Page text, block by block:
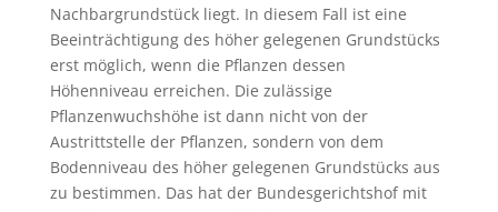
Nachbargrundstück liegt. In diesem Fall ist eine
Beeinträchtigung des höher gelegenen Grundstücks
erst möglich, wenn die Pflanzen dessen
Höhenniveau erreichen. Die zulässige
Pflanzenwuchshöhe ist dann nicht von der
Austrittstelle der Pflanzen, sondern von dem
Bodenniveau des höher gelegenen Grundstücks aus
zu bestimmen. Das hat der Bundesgerichtshof mit